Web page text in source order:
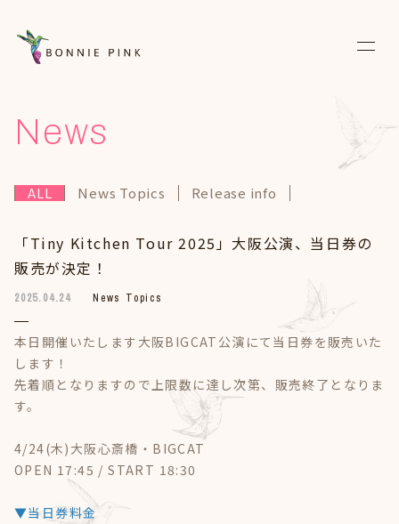
News
Live
Discography
Biography
News
ALL News Topics Release info
「Tiny Kitchen Tour 2025」大阪公演、当日券の
販売が決定！
2025.04.24 News Topics
本日開催いたします大阪BIGCAT公演にて当日券を販売いた
します！
先着順となりますので上限数に達し次第、販売終了となりま
す。
4/24(木)大阪心斎橋・BIGCAT
OPEN 17:45 / START 18:30
▼当日券料金